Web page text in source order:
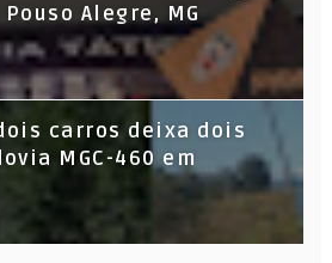
Alegre, MG
carros deixa dois
MGC-460 em